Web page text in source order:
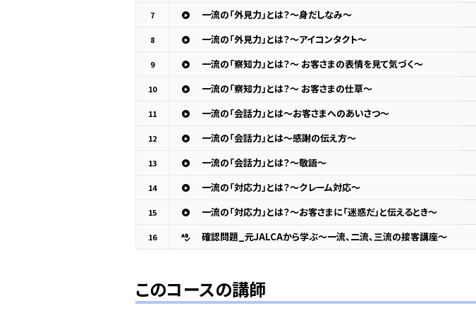
7 一流の「外見力」とは？～身だしなみ～
8 一流の「外見力」とは？～アイコンタクト～
9 一流の「察知力」とは？～ お客さまの表情を見て気づく～
10 一流の「察知力」とは？～ お客さまの仕草～
11 一流の「会話力」とは～お客さまへのあいさつ～
12 一流の「会話力」とは～感謝の伝え方～
13 一流の「会話力」とは？～敬語～
14 一流の「対応力」とは？～クレーム対応～
15 一流の「対応力」とは？～お客さまに「迷惑だ」と伝えるとき～
16 確認問題_元JALCAから学ぶ～一流、二流、三流の接客講座～
このコースの講師